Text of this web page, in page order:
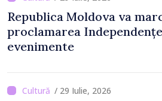
Republica Moldova va
proclamarea
evenimente
/ 29 Iulie, 2026